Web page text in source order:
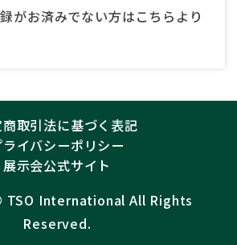
がお済みでない方はこちらより
取引法に基づく表記
ライバシーポリシー
展示会公式サイト
TSO International All Rights
Reserved.